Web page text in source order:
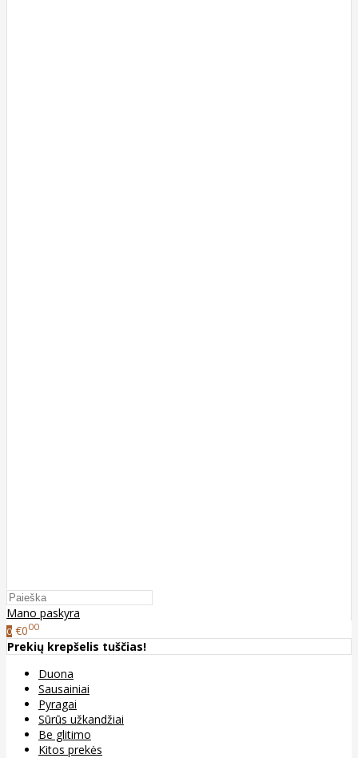
Mano paskyra
0 €000
Prekių krepšelis tuščias!
Duona
Sausainiai
Pyragai
Sūrūs užkandžiai
Be glitimo
Kitos prekės